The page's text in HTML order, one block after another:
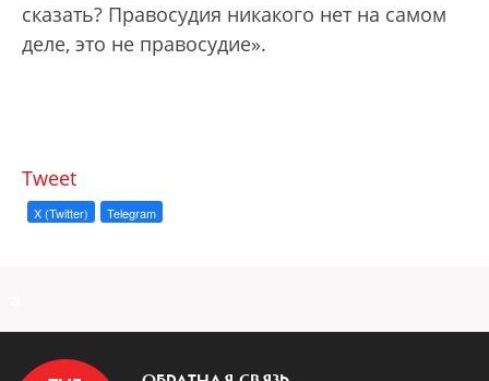
сказать? Правосудия никакого нет на самом
деле, это не правосудие».
Tweet
X (Twitter) Telegram